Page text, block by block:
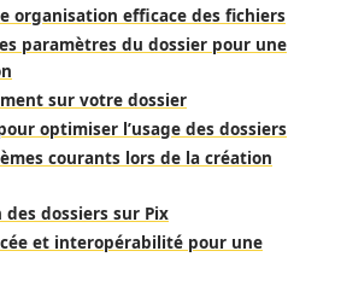
organisation efficace des fichiers
paramètres du dossier pour une
sur votre dossier
optimiser l’usage des dossiers
courants lors de la création
des dossiers sur Pix
et interopérabilité pour une